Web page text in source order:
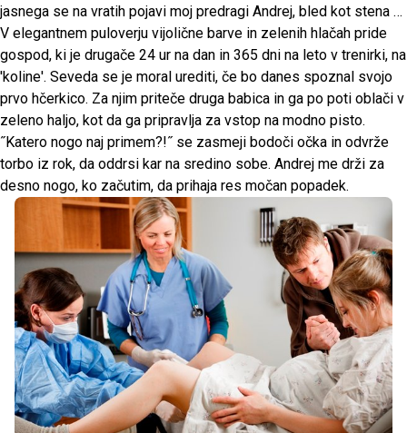
jasnega se na vratih pojavi moj predragi Andrej, bled kot stena …
V elegantnem puloverju vijolične barve in zelenih hlačah pride
gospod, ki je drugače 24 ur na dan in 365 dni na leto v trenirki, na
'koline'. Seveda se je moral urediti, če bo danes spoznal svojo
prvo hčerkico. Za njim priteče druga babica in ga po poti oblači v
zeleno haljo, kot da ga pripravlja za vstop na modno pisto.
˝Katero nogo naj primem?!˝ se zasmeji bodoči očka in odvrže
torbo iz rok, da oddrsi kar na sredino sobe. Andrej me drži za
desno nogo, ko začutim, da prihaja res močan popadek.